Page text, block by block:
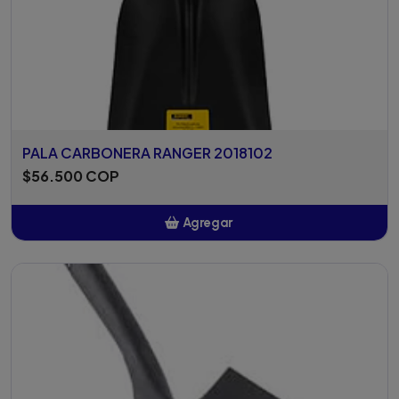
PALA CARBONERA RANGER 2018102
$56.500 COP
Agregar